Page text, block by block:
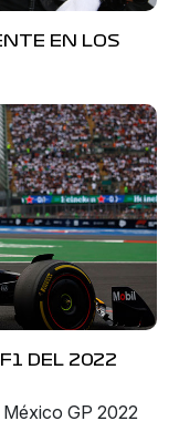
EN LOS
DEL 2022